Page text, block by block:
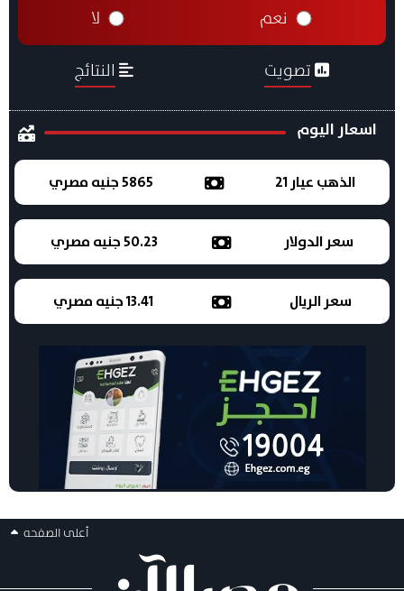
نعم لا
تصويت النتائج
اسعار اليوم
الذهب عيار 21 5865 جنيه مصري
سعر الدولار 50.23 جنيه مصري
سعر الريال 13.41 جنيه مصري
أعلى الصفحه